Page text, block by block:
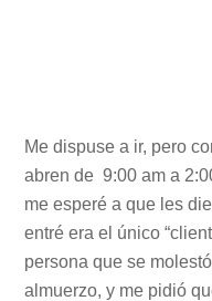
Me dispuse a ir, pero
abren de 9:00 am a
me esperé a que les
entré era el único
persona que se
almuerzo, y me pidió